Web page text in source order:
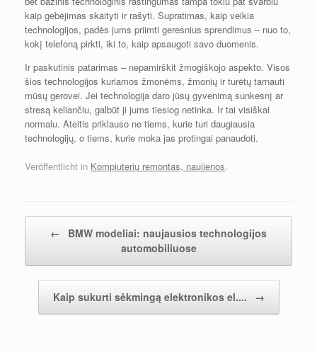
kaip gebėjimas skaityti ir rašyti. Supratimas, kaip veikia
technologijos, padės jums priimti geresnius sprendimus – nuo to,
kokį telefoną pirkti, iki to, kaip apsaugoti savo duomenis.
Ir paskutinis patarimas – nepamirškit žmogiškojo aspekto. Visos
šios technologijos kuriamos žmonėms, žmonių ir turėtų tarnauti
mūsų gerovei. Jei technologija daro jūsų gyvenimą sunkesnį ar
stresą keliančiu, galbūt ji jums tiesiog netinka. Ir tai visiškai
normalu. Ateitis priklauso ne tiems, kurie turi daugiausia
technologijų, o tiems, kurie moka jas protingai panaudoti.
Veröffentlicht in Kompiuterių remontas, naujienos.
←
BMW modeliai: naujausios technologijos
automobiliuose
Kaip sukurti sėkmingą elektronikos el.... →